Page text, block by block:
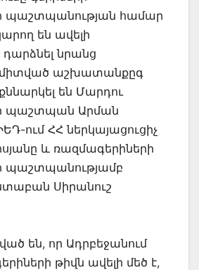
պաշտպանության համար
են ավելի
նրանց
միտված աշխատանքըգ
են Մարդու
պաշտպան Արման
ում ՀՀ ներկայացուցիչ
և ռազմագերիների
պաշտպանությամբ
Սիրանուշ
են, որ Ադրբեջանում
թիվն ավելի մեծ է,